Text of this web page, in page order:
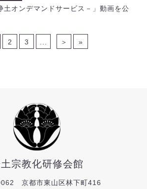
土オンデマンドサービス－」動画を公
2 3 ＞ »
宗教化研修会館
京都市東山区林下町416